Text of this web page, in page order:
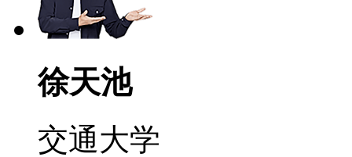
徐天池
交通大学